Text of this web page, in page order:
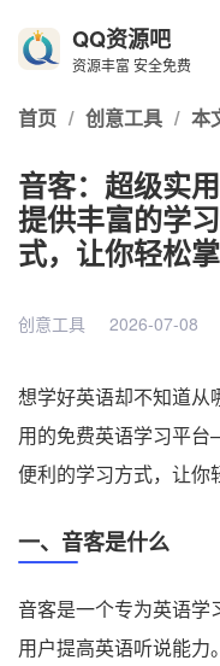
QQ资源吧
资源丰富 安全免费
首页 / 创意工具 / 本
音客：超级实
提供丰富的学
式，让你轻松
创意工具 2026-07-08
想学好英语却不知道从
用的免费英语学习平
便利的学习方式，让你
一、音客是什么
音客是一个专为英语学
用户提高英语听说能